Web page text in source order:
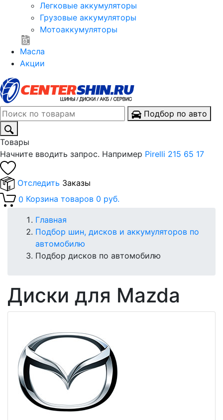
Легковые аккумуляторы
Грузовые аккумуляторы
Мотоаккумуляторы
Масла
Акции
Подбор по авто
Товары
Начните вводить запрос. Например Pirelli 215 65 17
Отследить Заказы
0 Корзина товаров 0 руб.
Главная
Подбор шин, дисков и аккумуляторов по
автомобилю
Подбор дисков по автомобилю
Диски для Mazda